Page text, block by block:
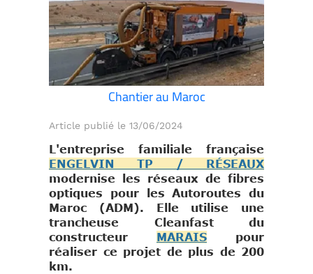
Chantier au Maroc
Article publié le 13/06/2024
L'entreprise familiale française
ENGELVIN TP / RÉSEAUX
modernise les réseaux de fibres
optiques pour les Autoroutes du
Maroc (ADM). Elle utilise une
trancheuse Cleanfast du
constructeur
MARAIS pour
réaliser ce projet de plus de 200
km.